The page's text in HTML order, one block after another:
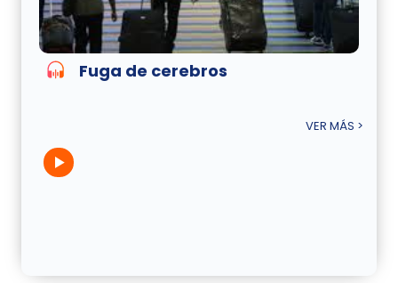
Fuga de cerebros
VER MÁS >